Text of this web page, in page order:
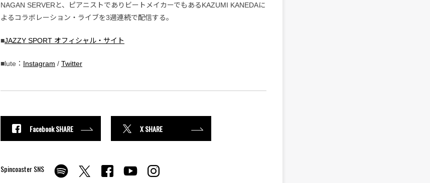
NAGAN SERVERと、ピアニストでありビートメイカーでもあるKAZUMI KANEDAに
よるコラボレーション・ライブを3週連続で配信する。
■JAZZY SPORT オフィシャル・サイト
■lute： Instagram / Twitter
Facebook SHARE X SHARE
Spincoaster SNS